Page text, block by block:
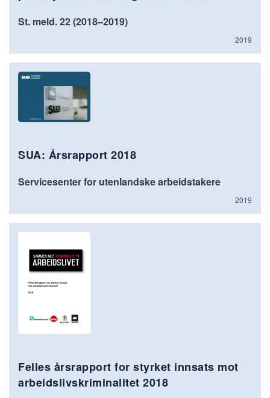
St. meld. 22 (2018–2019)
2019
SUA: Årsrapport 2018
Servicesenter for utenlandske arbeidstakere
2019
Felles årsrapport for styrket innsats mot
arbeidslivskriminalitet 2018